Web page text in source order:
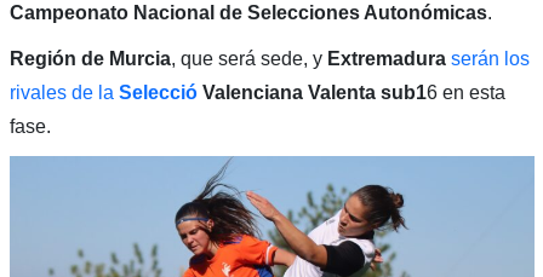
Campeonato Nacional de Selecciones Autonómicas.
Región de Murcia, que será sede, y Extremaduraserán los
rivales de la Selecció Valenciana Valenta sub16 en esta
fase.